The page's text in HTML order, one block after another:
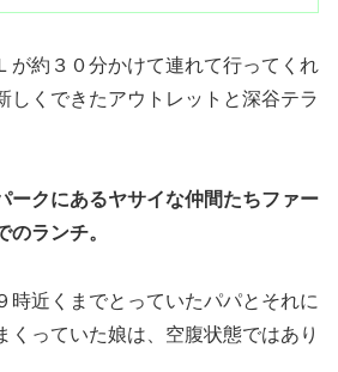
が約３０分かけて連れて行ってくれ
しくできたアウトレットと深谷テラ
ークにあるヤサイな仲間たちファー
のランチ。
時近くまでとっていたパパとそれに
くっていた娘は、空腹状態ではあり